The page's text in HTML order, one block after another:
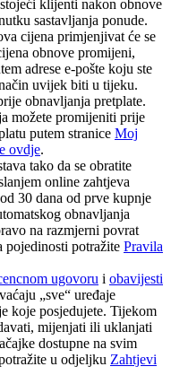
klijenti nakon obnove
sastavljanja ponude.
cijena primjenjivat će se
obnove promijeni,
adrese e-pošte koju ste
uvijek biti u tijeku.
obnavljanja pretplate.
možete promijeniti prije
putem stranice Moj
ovdje.
tako da se obratite
online zahtjeva
30 dana od prve kupnje
obnavljanja
na razmjerni povrat
pojedinosti potražite Pravila
ugovoru i obavijesti
„sve“ uređaje
koje posjedujete. Tijekom
mijenjati ili uklanjati
dostupne na svim
u odjeljku Zahtjevi